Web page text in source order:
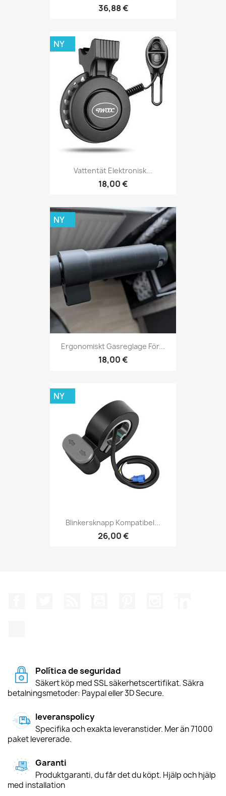
36,88 €
Vattentät Elektronisk...
18,00 €
NY
Ergonomiskt Gasreglage För...
18,00 €
NY
Blinkersknapp Kompatibel...
26,00 €
NY
Política de seguridad
Säkert köp med SSL säkerhetscertifikat. Säkra
betalningsmetoder: Paypal eller 3D Secure.
leveranspolicy
Specifika och exakta leveranstider. Mer än 71000
paket levererade.
Garanti
Produktgaranti, du får det du köpt. Hjälp och hjälp
med installation